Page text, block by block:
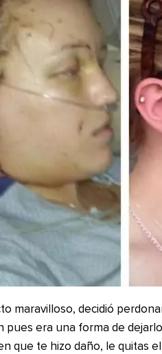
maravilloso, decidió
pues era una forma de
que te hizo daño, le quitas